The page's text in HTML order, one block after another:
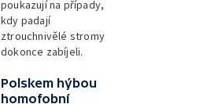
poukazují na případy,
kdy padají
ztrouchnivělé stromy
dokonce zabíjeli.
Polskem hýbou
homofobní